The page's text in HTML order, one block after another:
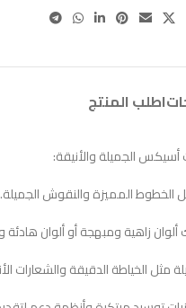
اطلب المنتج
أسيكس الجميلة والأنيقة: